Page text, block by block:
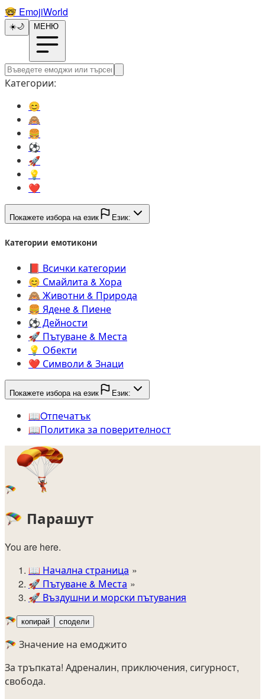
🤓️ EmojiWorld
☀️🌙 МЕНЮ
Категории:
😊️
🙈️
🍔️
⚽️
🚀️
💡️
❤️
Покажете избора на език Език:
Категории емотикони
📕️ Всички категории
😊️ Смайлита & Хора
🙈️ Животни & Природа
🍔️ Ядене & Пиене
⚽️ Дейности
🚀️ Пътуване & Места
💡️ Обекти
❤️ Символи & Знаци
Покажете избора на език Език:
📖️Oтпечатък
📖️Политика за поверителност
🪂
🪂 Парашут
You are here.
📖 Начална страница
🚀️ Пътуване & Места
🚀 Въздушни и морски пътувания
🪂 копирай сподели
🪂 Значение на емоджито
За тръпката! Адреналин, приключения, сигурност,
свобода.